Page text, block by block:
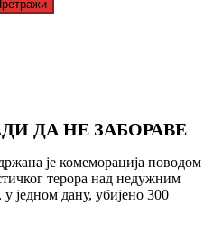
ДА НЕ ЗАБОРАВЕ
је комеморација поводом
терора над недужним
једном дану, убијено 300